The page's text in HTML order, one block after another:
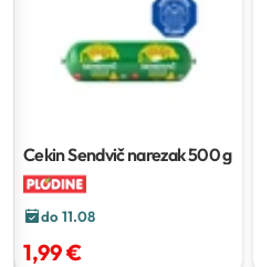
Cekin Sendvič narezak500 g
do 11.08
1,99 €